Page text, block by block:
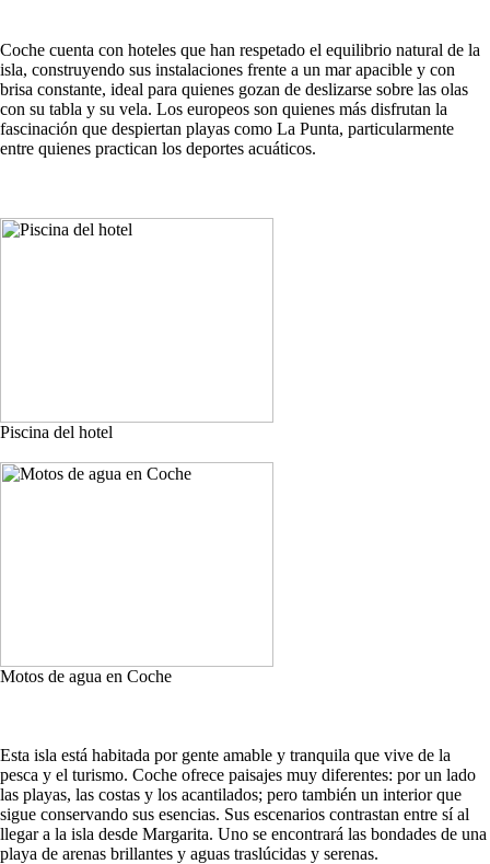
Coche cuenta con hoteles que han respetado el equilibrio natural de la
isla, construyendo sus instalaciones frente a un mar apacible y con
brisa constante, ideal para quienes gozan de deslizarse sobre las olas
con su tabla y su vela. Los europeos son quienes más disfrutan la
fascinación que despiertan playas como La Punta, particularmente
entre quienes practican los deportes acuáticos.
Piscina del hotel
Motos de agua en Coche
Esta isla está habitada por gente amable y tranquila que vive de la
pesca y el turismo. Coche ofrece paisajes muy diferentes: por un lado
las playas, las costas y los acantilados; pero también un interior que
sigue conservando sus esencias. Sus escenarios contrastan entre sí al
llegar a la isla desde Margarita. Uno se encontrará las bondades de una
playa de arenas brillantes y aguas traslúcidas y serenas.